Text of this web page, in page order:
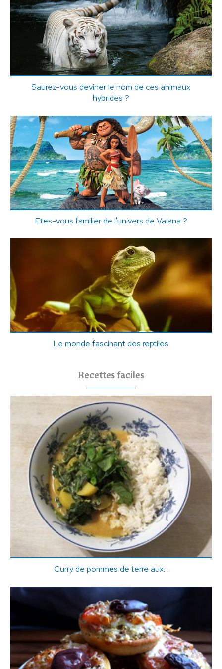
Saurez-vous deviner le nom de ces animaux
hybrides ?
Etes-vous familier de l'univers de Vaiana ?
Le monde fascinant des reptiles
Recettes faciles
Curry de pommes de terre aux...